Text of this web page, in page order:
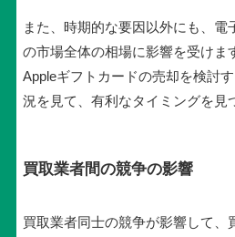
また、時期的な要因以外にも、電
の市場全体の相場に影響を受けま
Appleギフトカードの売却を検討
況を見て、有利なタイミングを見
買取業者間の競争の影響
買取業者同士の競争が影響して、